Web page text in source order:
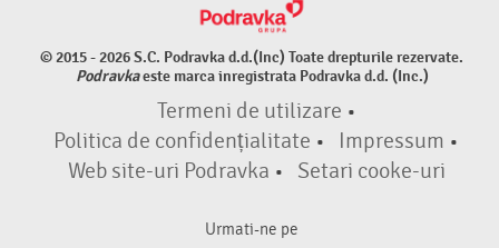
© 2015 - 2026 S.C. Podravka d.d.(Inc) Toate drepturile rezervate.
Podravkaeste marca inregistrata Podravka d.d. (Inc.)
Termeni de utilizare •
Politica de confidențialitate • Impressum •
Web site-uri Podravka • Setari cooke-uri
Urmati-ne pe